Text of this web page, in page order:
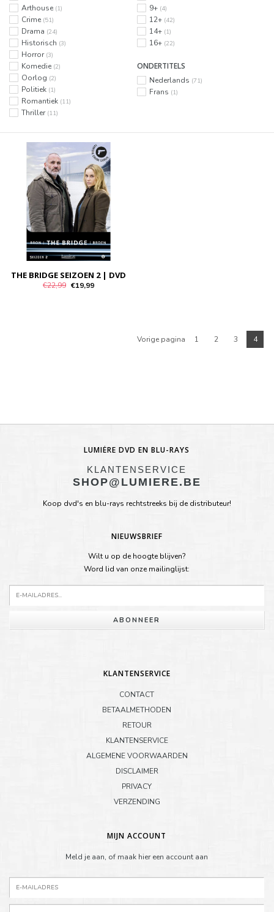
Arthouse (1)
Crime (51)
Drama (24)
Historisch (3)
Horror (3)
Komedie (2)
Oorlog (2)
Politiek (1)
Romantiek (11)
Thriller (11)
9+ (4)
12+ (42)
14+ (1)
16+ (22)
ONDERTITELS
Nederlands (71)
Frans (1)
THE BRIDGE SEIZOEN 2 | DVD
€22,99 €19,99
Vorige pagina 1 2 3 4
LUMIÈRE DVD EN BLU-RAYS
KLANTENSERVICE
SHOP@LUMIERE.BE
Koop dvd's en blu-rays rechtstreeks bij de distributeur!
NIEUWSBRIEF
Wilt u op de hoogte blijven?
Word lid van onze mailinglijst:
ABONNEER
KLANTENSERVICE
CONTACT
BETAALMETHODEN
RETOUR
KLANTENSERVICE
ALGEMENE VOORWAARDEN
DISCLAIMER
PRIVACY
VERZENDING
MIJN ACCOUNT
Meld je aan, of maak hier een account aan